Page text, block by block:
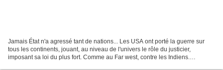
Jamais État n'a agressé tant de nations... Les USA ont porté la guerre sur
tous les continents, jouant, au niveau de l'univers le rôle du justicier,
imposant sa loi du plus fort. Comme au Far west, contre les Indiens.